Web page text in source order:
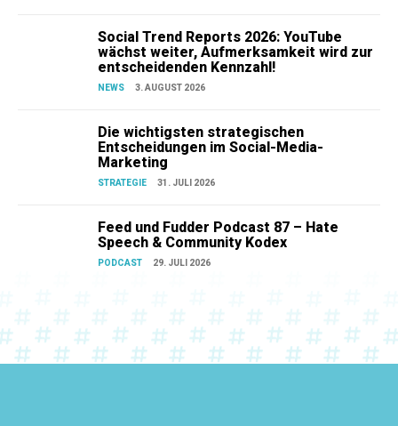
Social Trend Reports 2026: YouTube
wächst weiter, Aufmerksamkeit wird zur
entscheidenden Kennzahl!
NEWS 3. AUGUST 2026
Die wichtigsten strategischen
Entscheidungen im Social-Media-
Marketing
STRATEGIE 31. JULI 2026
Feed und Fudder Podcast 87 – Hate
Speech & Community Kodex
PODCAST 29. JULI 2026